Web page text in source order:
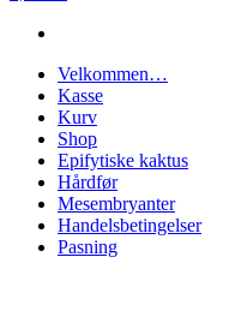
Velkommen…
Kasse
Kurv
Shop
Epifytiske kaktus
Hårdfør
Mesembryanter
Handelsbetingelser
Pasning